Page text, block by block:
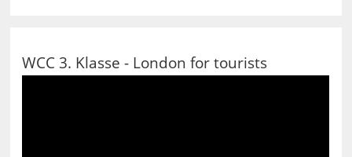
WCC 3. Klasse - London for tourists